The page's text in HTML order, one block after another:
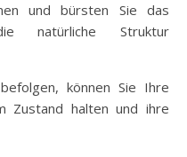
und bürsten Sie das
natürliche Struktur
können Sie Ihre
Zustand halten und ihre